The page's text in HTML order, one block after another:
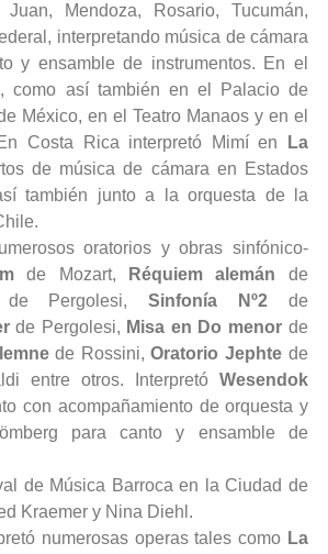
Mendoza, Rosario, Tucumán,
interpretando música de cámara
y ensamble de instrumentos. En el
como así también en el Palacio de
México, en el Teatro Manaos y en el
Costa Rica interpretó Mimí en
La
de música de cámara en Estados
también junto a la orquesta de la
oratorios y obras sinfónico-
de Mozart, Réquiem alemán de
de Pergolesi, Sinfonía Nº2 de
de Pergolesi, Misa en Do menor de
de Rossini, Oratorio Jephte de
entre otros. Interpretó Wesendok
con acompañamiento de orquesta y
para canto y ensamble de
de Música Barroca en la Ciudad de
Kraemer y Nina Diehl.
numerosas operas tales como La